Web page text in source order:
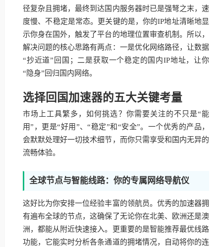
径复杂且拥堵，最终到达国内服务器时已是强弩之末，速
度慢、不稳定是常态。更关键的是，你的IP地址清晰地显
示你身在国外，触发了平台的地理位置审查机制。所以，
解决问题的核心思路有两点：一是优化网络路径，让数据
“抄近道”回国；二是获取一个稳定的国内IP地址，让你
“隐身”回归国内网络。
选择回国加速器的五大关键考量
市场上工具繁多，如何挑选？你需要关注的不只是“能
用”，更是“好用”、“稳定”和“安全”。一个优秀的产品，
会默默处理好一切技术细节，而你只需享受和国内无异的
流畅体验。
全球节点与智能线路：你的专属网络导航仪
这好比为你安排一位经验丰富的领航员。优秀的加速器拥
有遍布全球的节点，这确保了无论你在北美、欧洲还是澳
洲，都能从附近快速接入。更重要的是智能推荐最优线路
功能，它能实时分析各条通道的拥堵情况，自动将你的连